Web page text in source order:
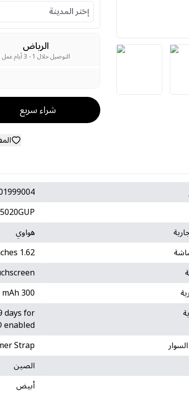
إختر المدينة
الرياض
التوصيل خلال 1 - 3 أيام عمل
شراء سريع
هواوي
1.62 inches
300 mAh
days for
enabled
Strap
الصين
أبيض